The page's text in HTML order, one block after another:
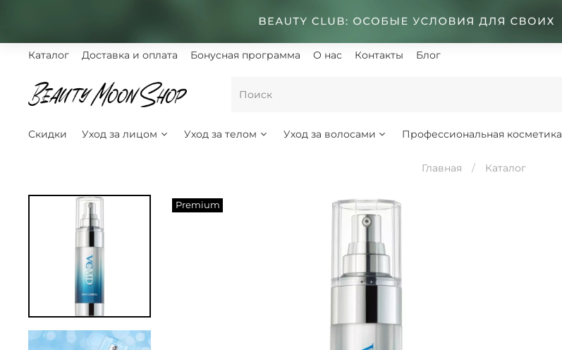
Каталог Доставка и оплата Бонусная программа О нас Контакты Блог
Скидки Уход за лицом Уход за телом Уход за волосами Профессиональная косметика
Главная Каталог
Premium